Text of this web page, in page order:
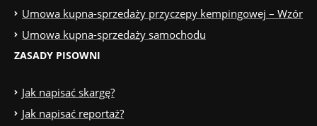
Umowa kupna-sprzedaży przyczepy kempingowej – Wzór
Umowa kupna-sprzedaży samochodu
ZASADY PISOWNI
Jak napisać skargę?
Jak napisać reportaż?